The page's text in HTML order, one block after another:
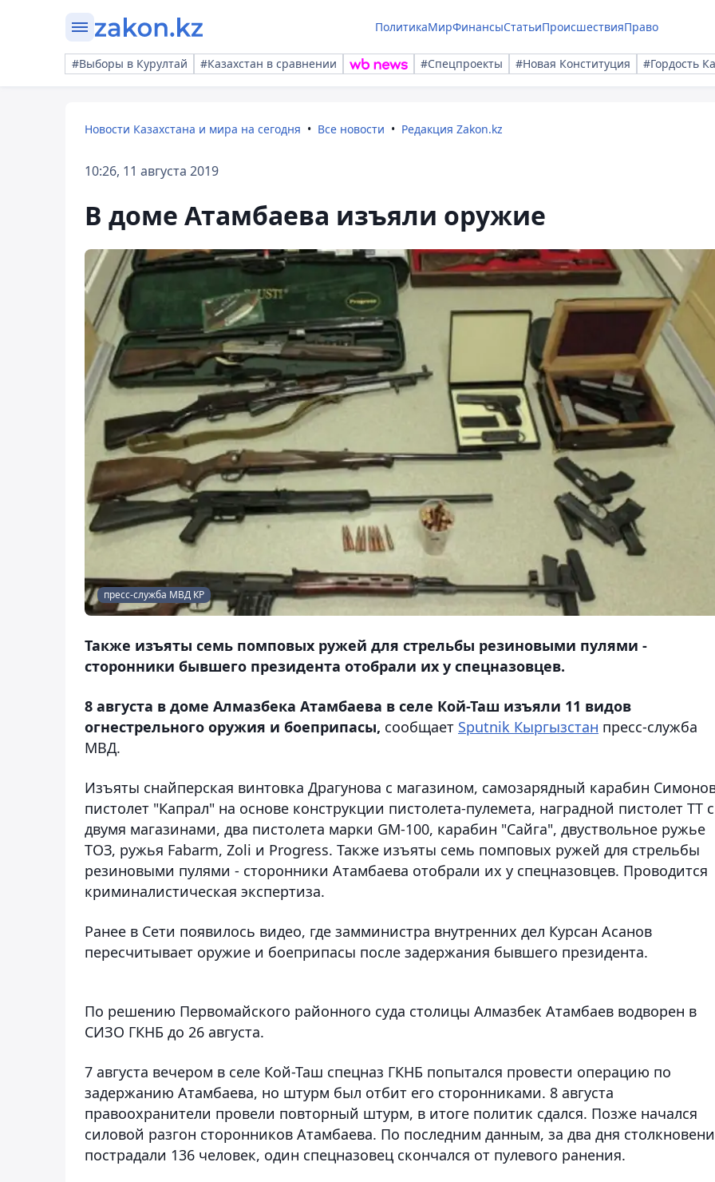
ПолитикаМирФинансыСтатьиПроисшествияПраво
#Выборы в Курултай #Казахстан в сравнении #Спецпроекты #Новая Конституция #Гордость
Новости Казахстана и мира на сегодня Все новости Редакция Zakon.kz
10:26, 11 августа 2019
В доме Атамбаева изъяли оружие
пресс-служба МВД КР
Также изъяты семь помповых ружей для стрельбы резиновыми пулями -
сторонники бывшего президента отобрали их у спецназовцев.
8 августа в доме Алмазбека Атамбаева в селе Кой-Таш изъяли 11 видов
огнестрельного оружия и боеприпасы, сообщает Sputnik Кыргызстан пресс-служба
МВД.
Изъяты снайперская винтовка Драгунова с магазином, самозарядный карабин
пистолет "Капрал" на основе конструкции пистолета-пулемета, наградной пистолет ТТ с
двумя магазинами, два пистолета марки GM-100, карабин "Сайга", двуствольное ружье
ТОЗ, ружья Fabarm, Zoli и Progress. Также изъяты семь помповых ружей для стрельбы
резиновыми пулями - сторонники Атамбаева отобрали их у спецназовцев. Проводится
криминалистическая экспертиза.
Ранее в Сети появилось видео, где замминистра внутренних дел Курсан Асанов
пересчитывает оружие и боеприпасы после задержания бывшего президента.
По решению Первомайского районного суда столицы Алмазбек Атамбаев водворен в
СИЗО ГКНБ до 26 августа.
7 августа вечером в селе Кой-Таш спецназ ГКНБ попытался провести операцию по
задержанию Атамбаева, но штурм был отбит его сторонниками. 8 августа
правоохранители провели повторный штурм, в итоге политик сдался. Позже начался
силовой разгон сторонников Атамбаева. По последним данным, за два дня
пострадали 136 человек, один спецназовец скончался от пулевого ранения.